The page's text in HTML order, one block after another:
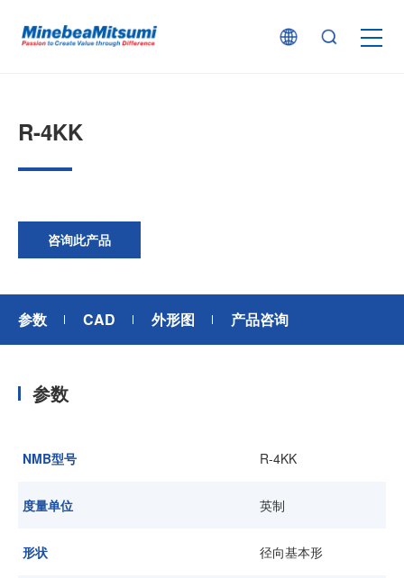
新闻
企业信息
加入我们
R-4KK
咨询此产品
参数 CAD 外形图 产品咨询
参数
NMB型号 R-4KK
度量单位 英制
形状 径向基本形